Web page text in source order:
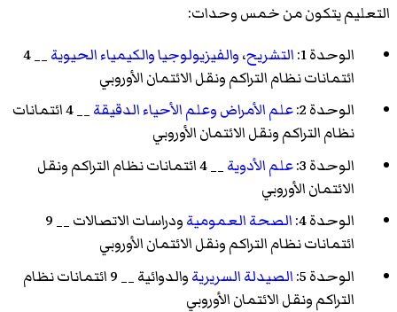
التعليم يتكون من خمس وحدات:
الوحدة 1:
التشريح،والفيزيولوجياوالكيمياء الحيوية
__ 4
ائتمانات نظام التراكم ونقل الائتمان الأوروبي
الوحدة 2:
علم الأمراضوعلم الأحياء الدقيقة
__ 4 ائتمانات
نظام التراكم ونقل الائتمان الأوروبي
الوحدة 3:
علم الأدوية
__ 4 ائتمانات نظام التراكم ونقل
الائتمان الأوروبي
الوحدة 4:
الصحة العموميةودراسات الاتصالات
__ 9
ائتمانات نظام التراكم ونقل الائتمان الأوروبي
الوحدة 5:
الصيدلة السريرية
والدوائية __ 9 ائتمانات نظام
التراكم ونقل الائتمان الأوروبي